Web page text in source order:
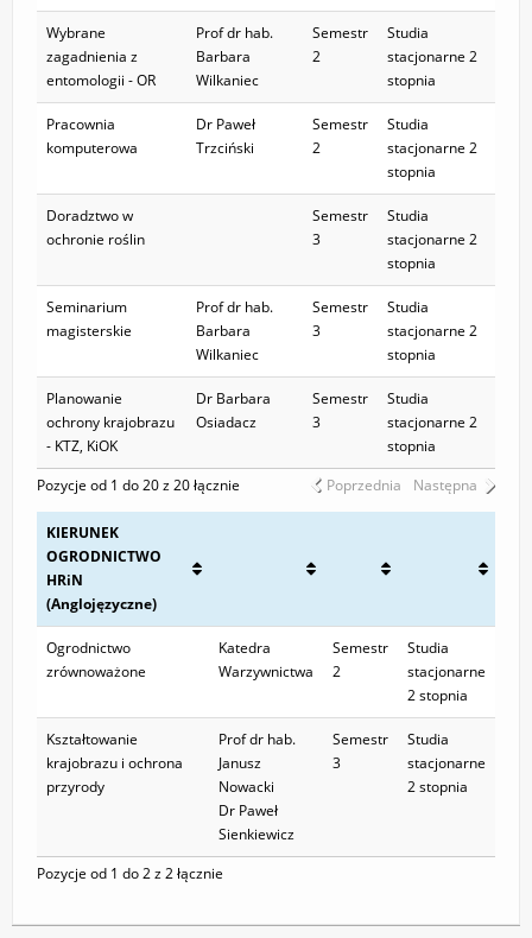
Wybrane
zagadnienia z
entomologii - OR
Prof dr hab.
Barbara
Wilkaniec
Semestr
2
Studia
stacjonarne 2
stopnia
Pracownia
komputerowa
Dr Paweł
Trzciński
Semestr
2
Studia
stacjonarne 2
stopnia
Doradztwo w
ochronie roślin
Semestr
3
Studia
stacjonarne 2
stopnia
Seminarium
magisterskie
Prof dr hab.
Barbara
Wilkaniec
Semestr
3
Studia
stacjonarne 2
stopnia
Planowanie
ochrony krajobrazu
- KTZ, KiOK
Dr Barbara
Osiadacz
Semestr
3
Studia
stacjonarne 2
stopnia
Pozycje od 1 do 20 z 20 łącznie
Poprzednia Następna
KIERUNEK
OGRODNICTWO
HRiN
(Anglojęzyczne)
Ogrodnictwo
zrównoważone
Katedra
Warzywnictwa
Semestr
2
Studia
stacjonarne
2 stopnia
Kształtowanie
krajobrazu i ochrona
przyrody
Prof dr hab.
Janusz
Nowacki
Dr Paweł
Sienkiewicz
Semestr
3
Studia
stacjonarne
2 stopnia
Pozycje od 1 do 2 z 2 łącznie